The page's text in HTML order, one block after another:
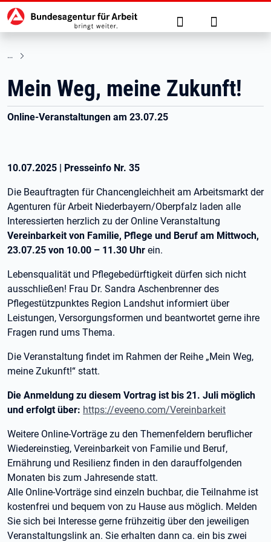
zu den Hauptinhalten springen
Hauptnavigation Suche Anmelden
Mein Weg, meine Zukunft!
Online-Veranstaltungen am 23.07.25
10.07.2025 | Presseinfo Nr. 35
Die Beauftragten für Chancengleichheit am Arbeitsmarkt der
Agenturen für Arbeit Niederbayern/Oberpfalz laden alle
Interessierten herzlich zu der Online Veranstaltung
Vereinbarkeit von Familie, Pflege und Beruf am Mittwoch,
23.07.25 von 10.00 – 11.30 Uhr ein.
Lebensqualität und Pflegebedürftigkeit dürfen sich nicht
ausschließen! Frau Dr. Sandra Aschenbrenner des
Pflegestützpunktes Region Landshut informiert über
Leistungen, Versorgungsformen und beantwortet gerne ihre
Fragen rund ums Thema.
Die Veranstaltung findet im Rahmen der Reihe „Mein Weg,
meine Zukunft!“ statt.
Die Anmeldung zu diesem Vortrag ist bis 21. Juli möglich
und erfolgt über: https://eveeno.com/Vereinbarkeit
Weitere Online-Vorträge zu den Themenfeldern beruflicher
Wiedereinstieg, Vereinbarkeit von Familie und Beruf,
Ernährung und Resilienz finden in den darauffolgenden
Monaten bis zum Jahresende statt.
Alle Online-Vorträge sind einzeln buchbar, die Teilnahme ist
kostenfrei und bequem von zu Hause aus möglich. Melden
Sie sich bei Interesse gerne frühzeitig über den jeweiligen
Veranstaltungslink an. Sie erhalten dann ca. ein bis zwei